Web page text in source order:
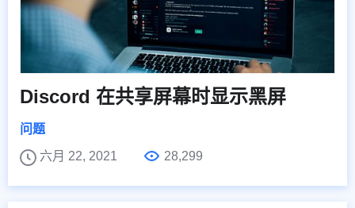
Discord 在共享屏幕时显示黑屏
问题
六月 22, 2021
28,299